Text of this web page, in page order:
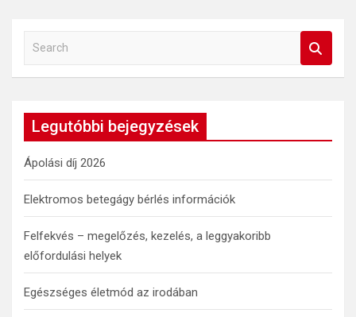
a
h
Legutóbbi bejegyzések
Ápolási díj 2026
Elektromos betegágy bérlés információk
Felfekvés – megelőzés, kezelés, a leggyakoribb
előfordulási helyek
Egészséges életmód az irodában